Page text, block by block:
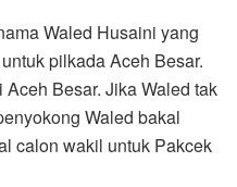
Waled Husaini yang
pilkada Aceh Besar.
Besar. Jika Waled tak
Waled bakal
calon wakil untuk Pakcek